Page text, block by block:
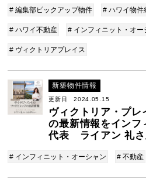
# 編集部ピックアップ物件 # ハワイ物件
# ハワイ不動産 # インフィニット・オー
# ヴィクトリアプレイス
新築物件情報
更新日 2024.05.15
ヴィクトリア・プレ
の最新情報をインフ
代表 ライアン 礼さ
# インフィニット・オーシャン # 不動産